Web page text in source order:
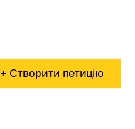
+ Створити петицію